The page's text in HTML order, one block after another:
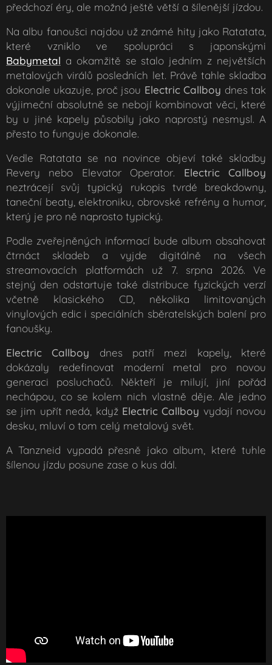
předchozí éry, ale možná ještě větší a šílenější jízdou.
Na albu fanoušci najdou už známé hity jako Ratatata,
které vzniklo ve spolupráci s japonskými
Babymetal a okamžitě se stalo jedním z největších
metalových virálů posledních let. Právě tahle skladba
dokonale ukazuje, proč jsou Electric Callboy dnes tak
výjimeční absolutně se nebojí kombinovat věci, které
by u jiné kapely působily jako naprostý nesmysl. A
přesto to funguje dokonale.
Vedle Ratatata se na novince objeví také skladby
Revery nebo Elevator Operator. Electric
Callboy
neztrácejí svůj typický rukopis tvrdé breakdowny,
taneční beaty, elektroniku, obrovské refrény a humor,
který je pro ně naprosto typický.
Podle zveřejněných informací bude album obsahovat
čtrnáct skladeb a vyjde digitálně na všech
streamovacích platformách už 7. srpna 2026. Ve
stejný den odstartuje také distribuce fyzických verzí
včetně klasického CD, několika limitovaných
vinylových edic i speciálních sběratelských balení pro
fanoušky.
Electric
Callboy dnes patří mezi kapely, které
dokázaly redefinovat moderní metal pro novou
generaci posluchačů. Někteří je milují, jiní pořád
nechápou, co se kolem nich vlastně děje. Ale jedno
se jim upřít nedá, když Electric Callboy vydají novou
desku, mluví o tom celý metalový svět.
ATanzneid vypadá přesně jako album, které tuhle
šílenou jízdu posune zase o kus dál.